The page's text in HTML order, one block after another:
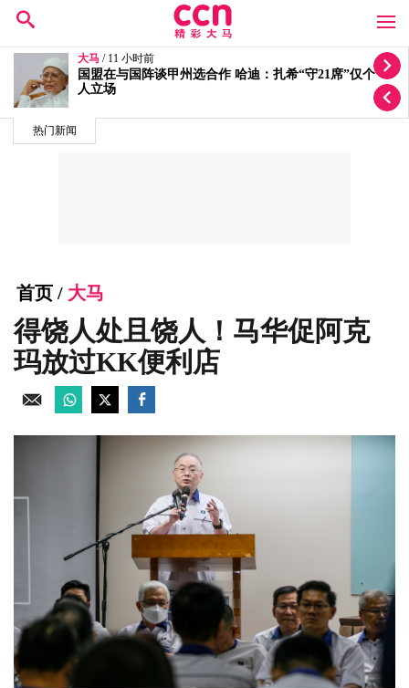
热门新闻
大马 / 11 小时前
迁就丘光耀体重量级要求！洪伟翔反问“你为何还不签
约？”
首页 / 大马
得饶人处且饶人！马华促阿克
玛放过KK便利店